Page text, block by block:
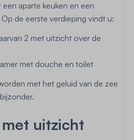
aparte keuken en een
de eerste verdieping vindt u:
2 met uitzicht over de
met douche en toilet
met het geluid van de zee
uitzicht